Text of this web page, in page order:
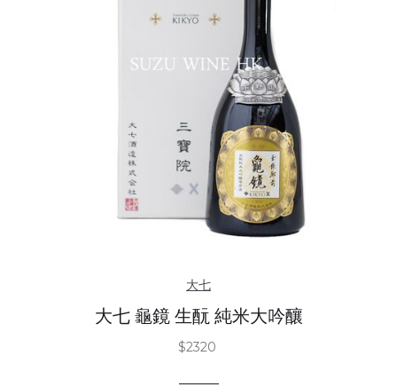
大七
大七 龜鏡 生酛 純米大吟釀
$2320